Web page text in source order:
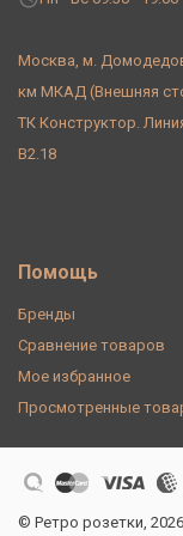
Москва, м.
км МКАД (Внешняя
ТК Конструктор.
В2.18
Помощь
Бренды
Сравнение товаров
Мое избранное
Просмотренные
© Ретро розетки,